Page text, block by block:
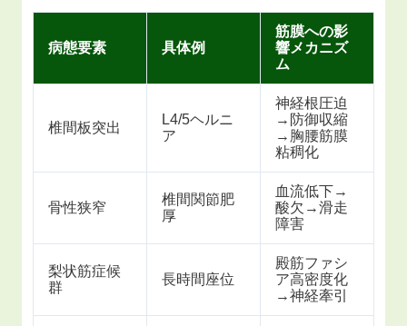
病態要素 具体例
筋膜への影
響メカニズ
ム
椎間板突出
L4/5ヘルニ
ア
神経根圧迫
→防御収縮
→胸腰筋膜
粘稠化
骨性狭窄
椎間関節肥
厚
血流低下→
酸欠→滑走
障害
梨状筋症候
群
長時間座位
殿筋ファシ
ア高密度化
→神経牽引